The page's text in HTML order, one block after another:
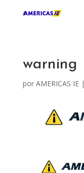
warning
por AMERICAS IE|